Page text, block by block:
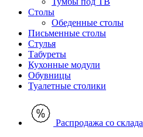
Столы
Обеденные столы
Письменные столы
Стулья
Табуреты
Кухонные модули
Обувницы
Туалетные столики
Распродажа со склада